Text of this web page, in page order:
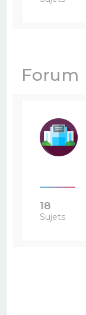
Forum
18
Sujets